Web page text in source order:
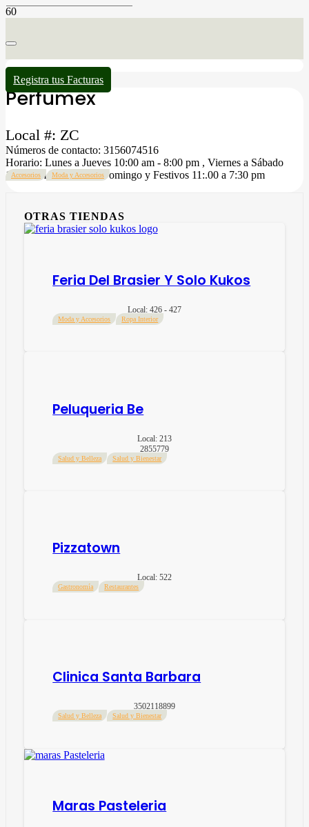
Registra tus Facturas
Perfumex
Local #: ZC
Números de contacto: 3156074516
Horario: Lunes a Jueves 10:00 am - 8:00 pm , Viernes a Sábado
10:00 am a 8:30 pm , Domingo y Festivos 11:.00 a 7:30 pm
Accesorios Moda y Accesorios
OTRAS TIENDAS
Feria Del Brasier Y Solo Kukos
Local: 426 - 427
Moda y Accesorios Ropa Interior
Peluqueria Be
Local: 213
2855779
Salud y Belleza Salud y Bienestar
Pizzatown
Local: 522
Gastronomía Restaurantes
Clinica Santa Barbara
3502118899
Salud y Belleza Salud y Bienestar
Maras Pasteleria